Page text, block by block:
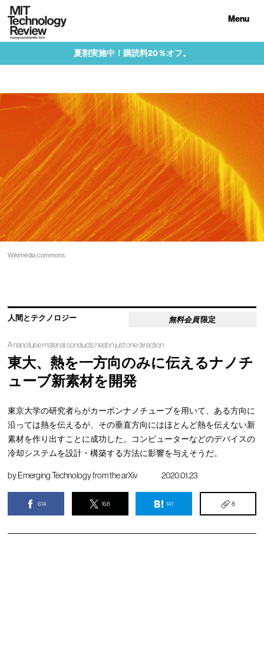
Menu
夏割実施中！購読料20％オフ。
Wikimedia commons
人間とテクノロジー 無料会員 限定
A nanotube material conducts heat in just one direction
東大、熱を一方向のみに伝えるナノチ
ューブ新素材を開発
東京大学の研究者らがカーボンナノチューブを用いて、ある方向に
沿っては熱を伝えるが、その垂直方向にはほとんど熱を伝えない新
素材を作り出すことに成功した。コンピューターなどのデバイスの
冷却システムを設計・構築する方法に影響を与えそうだ。
byEmerging Technology from the arXiv 2020.01.23
614 168 141 8